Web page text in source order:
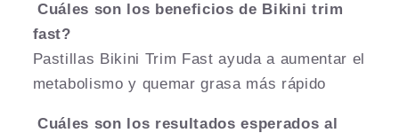
Cuáles son los beneficios de Bikini trim
fast?
Pastillas Bikini Trim Fast ayuda a aumentar el
metabolismo y quemar grasa más rápido
Cuáles son los resultados esperados al